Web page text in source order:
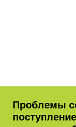
Проблемы